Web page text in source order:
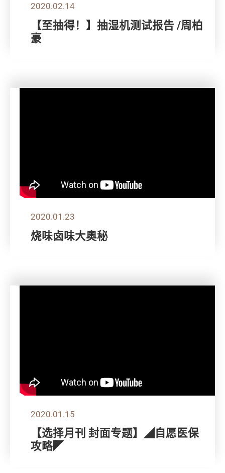
2020.02.14
【至抽得！】抽湿机测试报告 /周柏
豪
2020.01.23
烧味卤味大奧秘
2020.01.15
【选择月刊 封面专题】◢自愿医保
攻略◤